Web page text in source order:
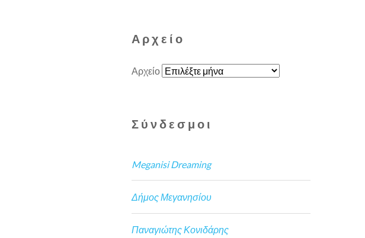
Αρχείο
Αρχείο
Σύνδεσμοι
Meganisi Dreaming
Δήμος Μεγανησίου
Παναγιώτης Κονιδάρης